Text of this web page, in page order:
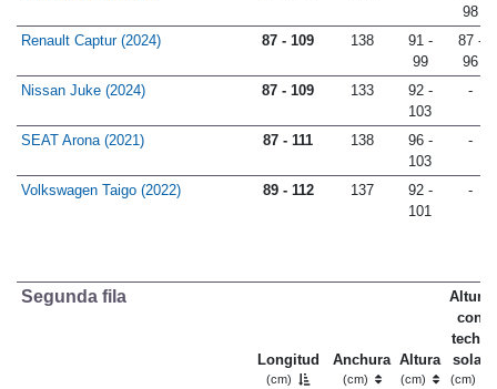
98
Renault Captur (2024)
87 - 109 138
91 -
99
87 -
96
Nissan Juke (2024)
87 - 109 133
92 -
103
-
SEAT Arona (2021) 87 - 111 138
96 -
103
-
Volkswagen Taigo (2022) 89 - 112 137
92 -
101
-
Segunda fila
Longitud
(cm)
Anchura
(cm)
Altura
(cm)
Altura
con
techo
solar
(cm)